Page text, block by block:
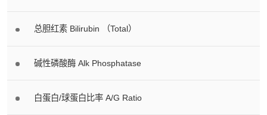
总胆红素 Bilirubin （Total）
碱性磷酸酶 Alk Phosphatase
白蛋白/球蛋白比率 A/G Ratio